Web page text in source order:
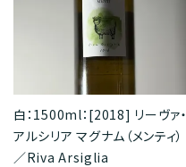
白：1500ml：[2018] リーヴァ・
アルシリア マグナム（メンティ）
／Riva Arsiglia